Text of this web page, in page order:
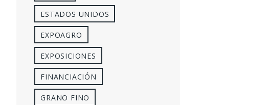
ESTADOS UNIDOS
EXPOAGRO
EXPOSICIONES
FINANCIACIÓN
GRANO FINO